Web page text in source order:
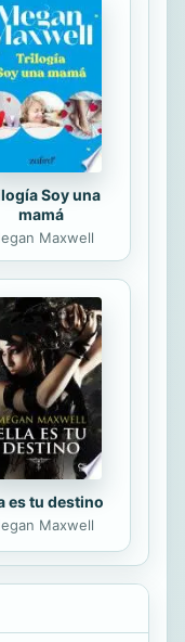
y
y sus
infidelidades,
nos ofrecen
por la
Soy una
mamá
Maxwell
es tu destino
Maxwell